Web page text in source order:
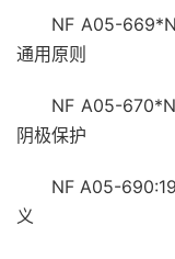
NF A05-
通用原则
NF A05-
阴极保护
NF A05-
义